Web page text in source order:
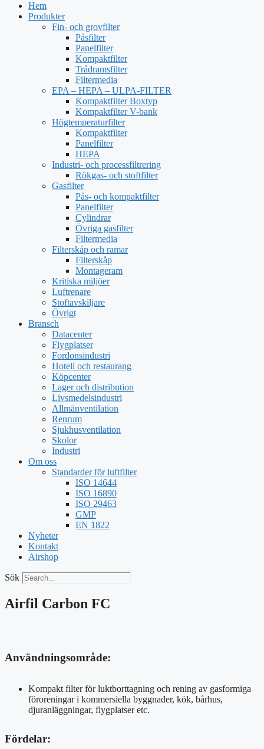
Hem
Produkter
Fin- och grovfilter
Påsfilter
Panelfilter
Kompaktfilter
Trådramsfilter
Filtermedia
EPA – HEPA – ULPA-FILTER
Kompaktfilter Boxtyp
Kompaktfilter V-bank
Högtemperaturfilter
Kompaktfilter
Panelfilter
HEPA
Industri- och processfiltrering
Rökgas- och stoftfilter
Gasfilter
Pås- och kompaktfilter
Panelfilter
Cylindrar
Övriga gasfilter
Filtermedia
Filterskåp och ramar
Filterskåp
Montageram
Kritiska miljöer
Luftrenare
Stoftavskiljare
Övrigt
Bransch
Datacenter
Flygplatser
Fordonsindustri
Hotell och restaurang
Köpcenter
Lager och distribution
Livsmedelsindustri
Allmänventilation
Renrum
Sjukhusventilation
Skolor
Industri
Om oss
Standarder för luftfilter
ISO 14644
ISO 16890
ISO 29463
GMP
EN 1822
Nyheter
Kontakt
Airshop
Sök
Airfil Carbon FC
Användningsområde:
Kompakt filter för luktborttagning och rening av gasformiga
föroreningar i kommersiella byggnader, kök, bårhus,
djuranläggningar, flygplatser etc.
Fördelar: